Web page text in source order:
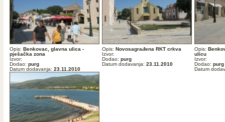
Opis: Benkovac, glavna ulica -
pješačka zona
Izvor:
Dodao: purg
Datum dodavanja: 23.11.2010
Opis: Novosagrađena RKT crkva
Izvor:
Dodao: purg
Datum dodavanja: 23.11.2010
Opis:
ulicu
Izvor:
Dodao: purg
Datum